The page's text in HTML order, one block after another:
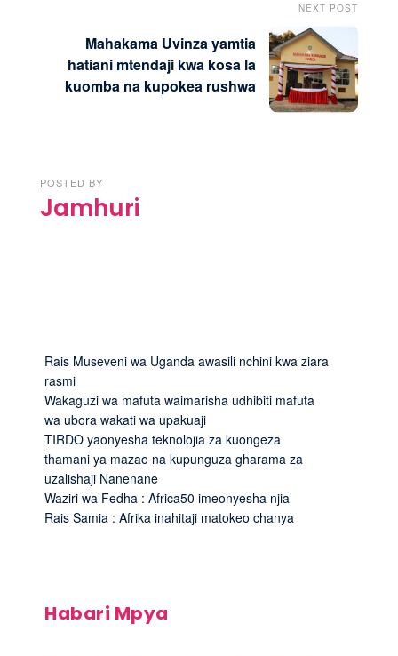
NEXT POST
Mahakama Uvinza yamtia
hatiani mtendaji kwa kosa la
kuomba na kupokea rushwa
POSTED BY
Jamhuri
Rais Museveni wa Uganda awasili nchini kwa ziara
rasmi
Wakaguzi wa mafuta waimarisha udhibiti mafuta
wa ubora wakati wa upakuaji
TIRDO yaonyesha teknolojia za kuongeza
thamani ya mazao na kupunguza gharama za
uzalishaji Nanenane
Waziri wa Fedha : Africa50 imeonyesha njia
Rais Samia : Afrika inahitaji matokeo chanya
Habari Mpya